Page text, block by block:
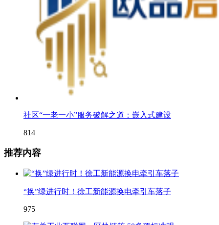
社区“一老一小”服务破解之道：嵌入式建设
814
推荐内容
“换”绿进行时！徐工新能源换电牵引车落子
975